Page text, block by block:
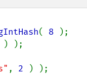
( 8
) );
, 2